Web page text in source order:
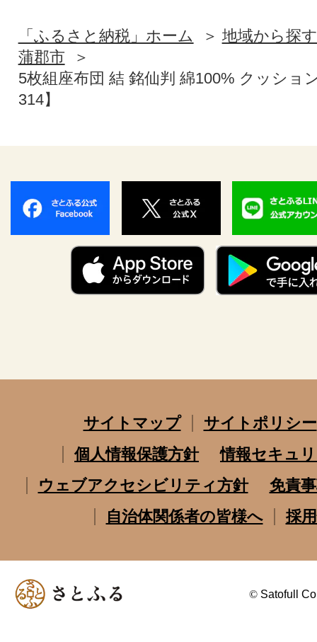
「ふるさと納税」ホーム
地域から探す
蒲郡市
5枚組座布団 結 銘仙判 綿100% クッショ
314】
サイトマップ
サイトポリシー
個人情報保護方針
情報セキュ
ウェブアクセシビリティ方針
免責
自治体関係者の皆様へ
採
© Satofull